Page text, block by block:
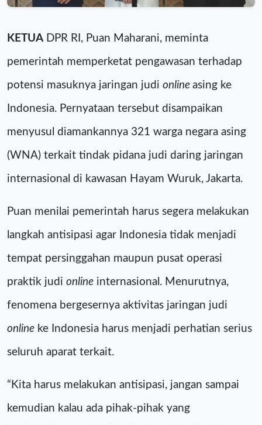
KETUA DPR RI, Puan Maharani, meminta
pemerintah memperketat pengawasan terhadap
potensi masuknya jaringan judi online asing ke
Indonesia. Pernyataan tersebut disampaikan
menyusul diamankannya 321 warga negara asing
(WNA) terkait tindak pidana judi daring jaringan
internasional di kawasan Hayam Wuruk, Jakarta.
Puan menilai pemerintah harus segera melakukan
langkah antisipasi agar Indonesia tidak menjadi
tempat persinggahan maupun pusat operasi
praktik judi online internasional. Menurutnya,
fenomena bergesernya aktivitas jaringan judi
online ke Indonesia harus menjadi perhatian serius
seluruh aparat terkait.
“Kita harus melakukan antisipasi, jangan sampai
kemudian kalau ada pihak-pihak yang